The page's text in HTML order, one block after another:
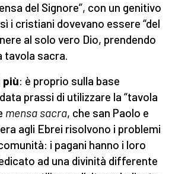
del Signore”, con un genitivo
i cristiani dovevano essere “del
al solo vero Dio, prendendo
tavola sacra.
più: è proprio sulla base
prassi di utilizzare la “tavola
mensa sacra, che san Paolo e
agli Ebrei risolvono i problemi
i pagani hanno i loro
ad una divinità differente